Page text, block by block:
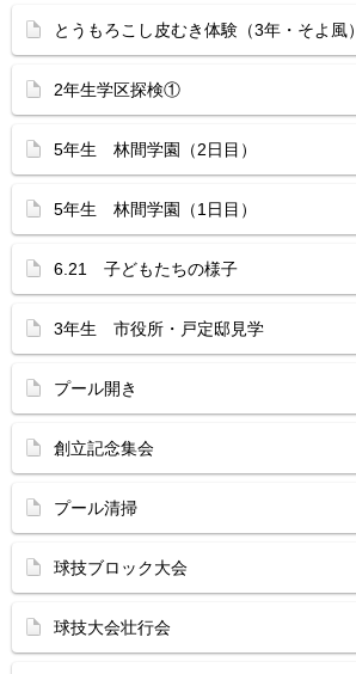
とうもろこし皮むき体験（3年・そよ風）
2年生学区探検①
5年生 林間学園（2日目）
5年生 林間学園（1日目）
6.21 子どもたちの様子
3年生 市役所・戸定邸見学
プール開き
創立記念集会
プール清掃
球技ブロック大会
球技大会壮行会